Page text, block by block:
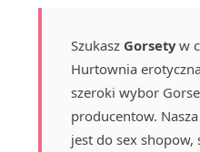
Szukasz Gorsetyw
Hurtownia
szeroki wybor
producentow.
jest do sex shopow,